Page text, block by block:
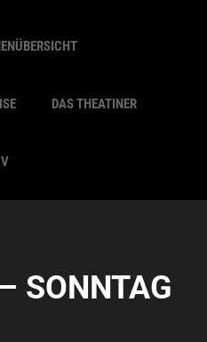
DAS THEATINER
SONNTAG